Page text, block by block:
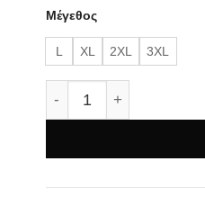
48,00 €.
Μέγεθος
L XL 2XL 3XL